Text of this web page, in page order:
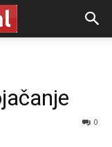
0